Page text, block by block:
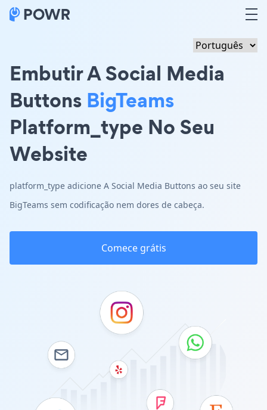
Embutir A Social Media
Buttons BigTeams
Platform_type No Seu
Website
platform_type adicione A Social Media Buttons ao seu site
BigTeams sem codificação nem dores de cabeça.
Comece grátis